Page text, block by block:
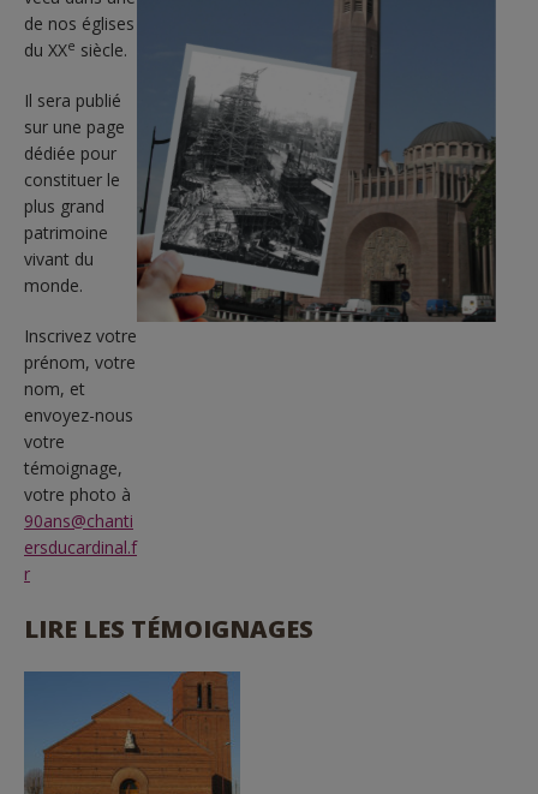
de nos églises
du XXe siècle.
Il sera publié
sur une page
dédiée pour
constituer le
plus grand
patrimoine
vivant du
monde.
Inscrivez votre
prénom, votre
nom, et
envoyez-nous
votre
témoignage,
votre photo à
90ans@chanti
ersducardinal.f
r
LIRE LES TÉMOIGNAGES